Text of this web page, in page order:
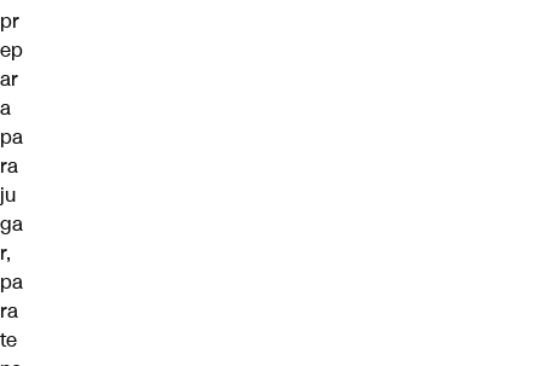
pr
ep
ar
a
pa
ra
ju
ga
r,
pa
ra
te